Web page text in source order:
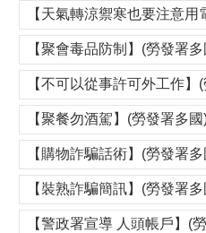
【天氣轉涼禦寒也要注意
【聚會毒品防制】(勞發署
【不可以從事許可外工作】
【聚餐勿酒駕】(勞發署多國
【購物詐騙話術】(勞發署
【裝熟詐騙簡訊】(勞發署
【警政署宣導 人頭帳戶】(